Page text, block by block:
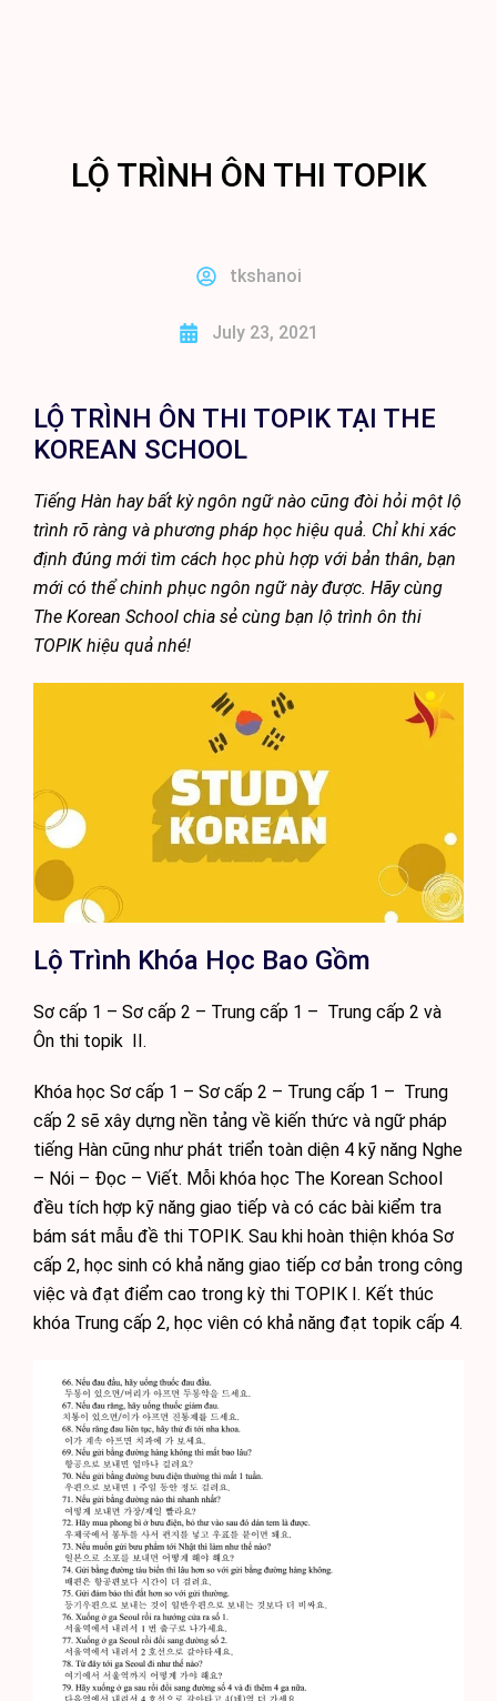
LỘ TRÌNH ÔN THI TOPIK
tkshanoi
July 23, 2021
LỘ TRÌNH ÔN THI TOPIK TẠI THE
KOREAN SCHOOL
Tiếng Hàn hay bất kỳ ngôn ngữ nào cũng đòi hỏi một lộ
trình rõ ràng và phương pháp học hiệu quả. Chỉ khi xác
định đúng mới tìm cách học phù hợp với bản thân, bạn
mới có thể chinh phục ngôn ngữ này được. Hãy cùng
The Korean School chia sẻ cùng bạn lộ trình ôn thi
TOPIK hiệu quả nhé!
Lộ Trình Khóa Học Bao Gồm
Sơ cấp 1 – Sơ cấp 2 – Trung cấp 1 – Trung cấp 2 và
Ôn thi topik II.
Khóa học Sơ cấp 1 – Sơ cấp 2 – Trung cấp 1 – Trung
cấp 2 sẽ xây dựng nền tảng về kiến thức và ngữ pháp
tiếng Hàn cũng như phát triển toàn diện 4 kỹ năng Nghe
– Nói – Đọc – Viết. Mỗi khóa học The Korean School
đều tích hợp kỹ năng giao tiếp và có các bài kiểm tra
bám sát mẫu đề thi TOPIK. Sau khi hoàn thiện khóa Sơ
cấp 2, học sinh có khả năng giao tiếp cơ bản trong công
việc và đạt điểm cao trong kỳ thi TOPIK I. Kết thúc
khóa Trung cấp 2, học viên có khả năng đạt topik cấp 4.